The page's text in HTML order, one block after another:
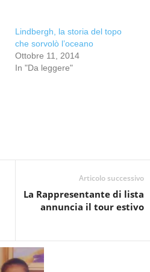
Lindbergh, la storia del topo
che sorvolò l’oceano
Ottobre 11, 2014
In "Da leggere"
Articolo successivo
La Rappresentante di lista
annuncia il tour estivo